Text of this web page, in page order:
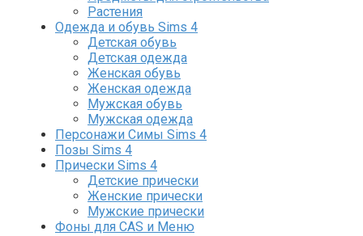
Растения
Одежда и обувь Sims 4
Детская обувь
Детская одежда
Женская обувь
Женская одежда
Мужская обувь
Мужская одежда
Персонажи Симы Sims 4
Позы Sims 4
Прически Sims 4
Детские прически
Женские прически
Мужские прически
Фоны для CAS и Меню